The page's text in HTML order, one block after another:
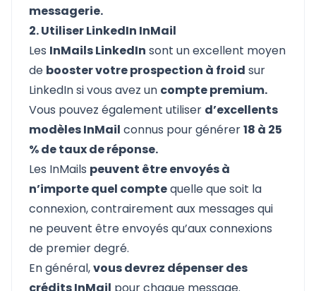
messagerie.
2. Utiliser LinkedIn InMail
Les InMails LinkedIn sont un excellent moyen
de booster votre prospection à froid sur
LinkedIn si vous avez un compte premium.
Vous pouvez également utiliser d’excellents
modèles InMail connus pour générer18 à 25
% de taux de réponse.
Les InMails peuvent être envoyés à
n’importe quel comptequelle que soit la
connexion, contrairement aux messages qui
ne peuvent être envoyés qu’aux connexions
de premier degré.
En général,vous devrez dépenser des